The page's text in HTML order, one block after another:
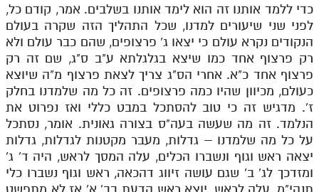
כדי ללמד אותנו זה הוא לימד אותנו בשלבים. אמר, קודם כל,
לפני שני שיעורים למדנו, שכל התהליך הזה שקרה בעולם
הנקודים נקרא עולם כי יצאו ג' פרצופים, שהם כבר עולם ולא
רק פרצוף אחד כמו שיצא בגלגלתא ע"ב ס"ג, שם זה רק
פרצוף אחד כ"א. אחרי הס"ג צריך לצאת פרצוף מ"ה שיוצא
כעולם, מכיוון שהיו כמה פרצופים. זה כל מה שלמדנו בחלק
ז'. מדגיש זה כי טוב להסתכל במבט כללי ואז נפרוט את
הנלמד. זה מה שעשה בעה"ס בצורה גאונית. אומר, נסתכל
על כל מה שלמדנו – גדלות, מעבר מקטנות לגדלות, גדלות
יצאה ראש וגוף ונשברו הכלים, עלה המסך לראש, היה ד' ג'
ומזדכך לג' ב' שגם עושה זיווג דהכאה, ראש וגוף נשברו כלי